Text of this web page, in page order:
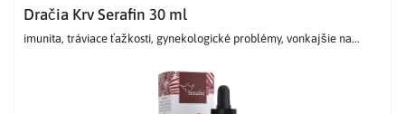
Dračia Krv Serafin 30 ml
imunita, tráviace ťažkosti, gynekologické problémy, vonkajšie na...